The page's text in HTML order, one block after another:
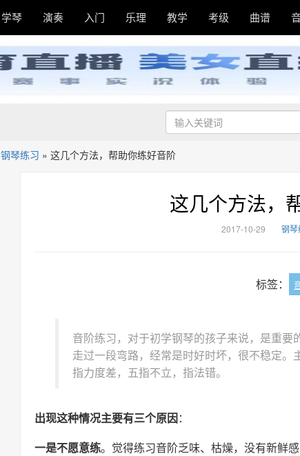
学琴 演奏 入门 乐理 教学 考级 曲谱
钢琴练习 » 这几个方法，帮助你练好音阶
这几个方法，
2017-10-29 钢琴
标签：
音阶练习，对于初学钢琴的孩子来说，是重要
走过一段弯路，经常是时好时坏，很不稳定
指力度差，五指不立，指法错。
出现这种情况主要有三个原因：
一是不愿意练。觉得练习音阶乏味、枯燥，没有新鲜